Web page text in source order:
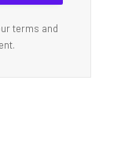
terms and